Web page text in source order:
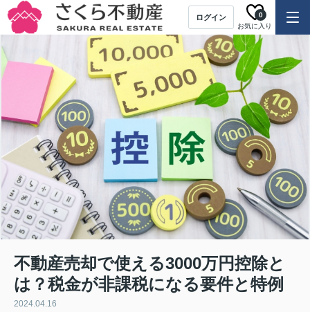
ログイン
お気に入り
0
不動産売却で使える3000万円控除と
は？税金が非課税になる要件と特例
2024.04.16